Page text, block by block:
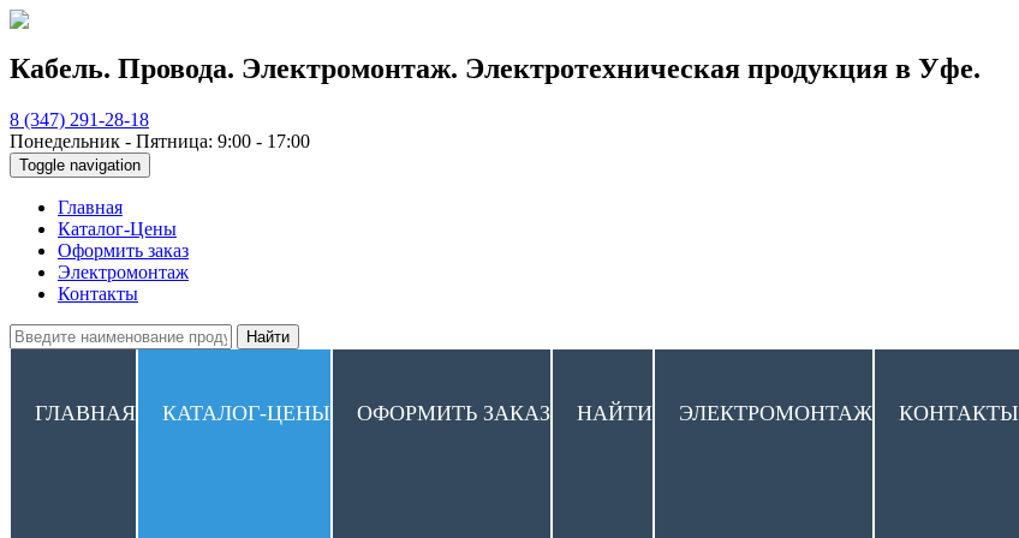
Кабель. Провода. Электромонтаж. Электротехническая продукция в Уфе.
8 (347) 291-28-18
Понедельник - Пятница: 9:00 - 17:00
Toggle navigation
Главная
Каталог-Цены
Оформить заказ
Электромонтаж
Контакты
Найти
ГЛАВНАЯ КАТАЛОГ-ЦЕНЫ ОФОРМИТЬ ЗАКАЗ НАЙТИ ЭЛЕКТРОМОНТАЖ КОНТАКТЫ